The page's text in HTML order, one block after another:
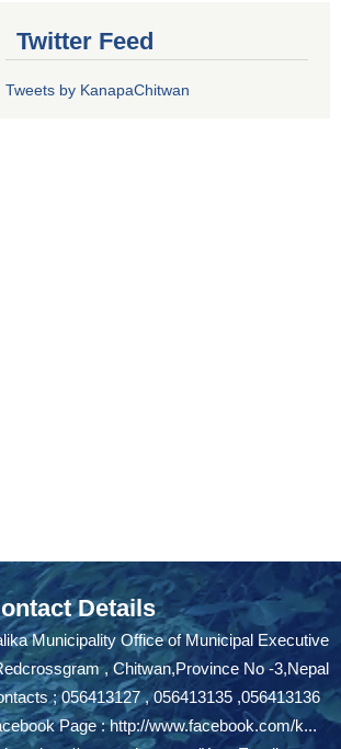
Twitter Feed
Tweets by KanapaChitwan
Details
Municipality Office of Municipal Executive
, Chitwan,Province No -3,Nepal
; 056413127 , 056413135 ,056413136
Page :http://www.facebook.com/k...